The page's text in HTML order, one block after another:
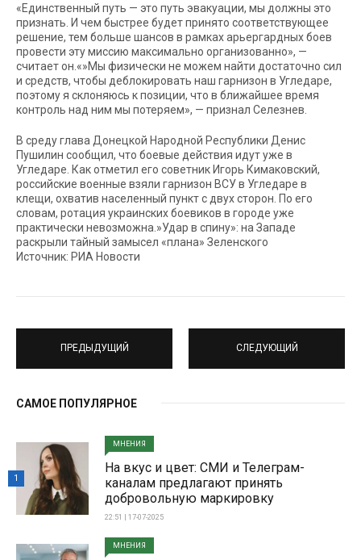
«Единственный путь — это путь эвакуации, мы должны это
признать. И чем быстрее будет принято соответствующее
решение, тем больше шансов в рамках арьергардных боев
провести эту миссию максимально организованно», —
считает он.«»Мы физически не можем найти достаточно сил
и средств, чтобы деблокировать наш гарнизон в Угледаре,
поэтому я склоняюсь к позиции, что в ближайшее время
контроль над ним мы потеряем», — признал Селезнев.
В среду глава Донецкой Народной Республики Денис
Пушилин сообщил, что боевые действия идут уже в
Угледаре. Как отметил его советник Игорь Кимаковский,
российские военные взяли гарнизон ВСУ в Угледаре в
клещи, охватив населенный пункт с двух сторон. По его
словам, ротация украинских боевиков в городе уже
практически невозможна.»Удар в спину»: на Западе
раскрыли тайный замысел «плана» Зеленского
Источник: РИА Новости
ПРЕДЫДУЩИЙ СЛЕДУЮЩИЙ
САМОЕ ПОПУЛЯРНОЕ
МНЕНИЯ
На вкус и цвет: СМИ и Телеграм-
каналам предлагают принять
добровольную маркировку
22:51 | 17-07-2025
1
МНЕНИЯ